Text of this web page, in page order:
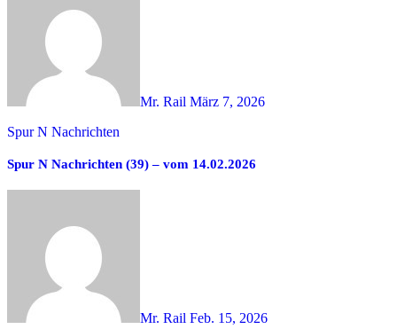
Mr. Rail März 7, 2026
Spur N Nachrichten
Spur N Nachrichten (39) – vom 14.02.2026
Mr. Rail Feb. 15, 2026